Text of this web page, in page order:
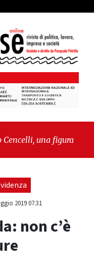
una figura quasi
2019 07:31
non c’è